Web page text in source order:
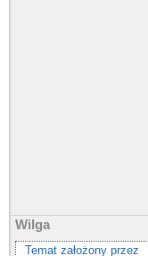
Wilga
Temat założony przez